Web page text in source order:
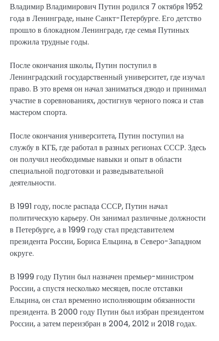
Владимир Владимирович Путин родился 7 октября 1952
года в Ленинграде, ныне Санкт-Петербурге. Его детство
прошло в блокадном Ленинграде, где семья Путиных
прожила трудные годы.
После окончания школы, Путин поступил в
Ленинградский государственный университет, где изучал
право. В это время он начал заниматься дзюдо и принимал
участие в соревнованиях, достигнув черного пояса и став
мастером спорта.
После окончания университета, Путин поступил на
службу в КГБ, где работал в разных регионах СССР. Здесь
он получил необходимые навыки и опыт в области
специальной подготовки и разведывательной
деятельности.
В 1991 году, после распада СССР, Путин начал
политическую карьеру. Он занимал различные должности
в Петербурге, а в 1999 году стал представителем
президента России, Бориса Ельцина, в Северо-Западном
округе.
В 1999 году Путин был назначен премьер-министром
России, а спустя несколько месяцев, после отставки
Ельцина, он стал временно исполняющим обязанности
президента. В 2000 году Путин был избран президентом
России, а затем переизбран в 2004, 2012 и 2018 годах.